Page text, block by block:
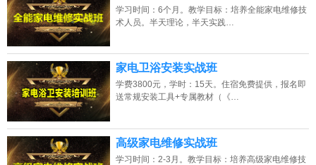
学习时间：6个月。教学目标：培养全能家电维修技
术人员。半天理论，半天实践…
家电卫浴安装实战班
学费3800元，学时：15天。住宿免费提供，报名即
送常规安装工具+专属教材（《…
高级家电维修实战班
学习时间：2-3月。教学目标：培养高级家电维修技